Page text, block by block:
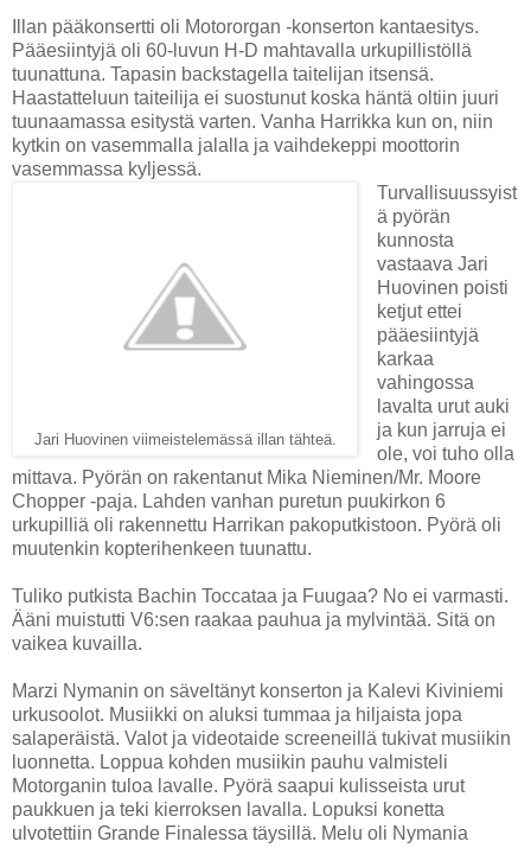
Illan pääkonsertti oli Motororgan -konserton kantaesitys.
Pääesiintyjä oli 60-luvun H-D mahtavalla urkupillistöllä
tuunattuna. Tapasin backstagella taitelijan itsensä.
Haastatteluun taiteilija ei suostunut koska häntä oltiin juuri
tuunaamassa esitystä varten. Vanha Harrikka kun on, niin
kytkin on vasemmalla jalalla ja vaihdekeppi moottorin
vasemmassa kyljessä.
Jari Huovinen viimeistelemässä illan tähteä.
Turvallisuussyist
ä pyörän
kunnosta
vastaava Jari
Huovinen poisti
ketjut ettei
pääesiintyjä
karkaa
vahingossa
lavalta urut auki
ja kun jarruja ei
ole, voi tuho olla
mittava. Pyörän on rakentanut Mika Nieminen/Mr. Moore
Chopper -paja. Lahden vanhan puretun puukirkon 6
urkupilliä oli rakennettu Harrikan pakoputkistoon. Pyörä oli
muutenkin kopterihenkeen tuunattu.
Tuliko putkista Bachin Toccataa ja Fuugaa? No ei varmasti.
Ääni muistutti V6:sen raakaa pauhua ja mylvintää. Sitä on
vaikea kuvailla.
Marzi Nymanin on säveltänyt konserton ja Kalevi Kiviniemi
urkusoolot. Musiikki on aluksi tummaa ja hiljaista jopa
salaperäistä. Valot ja videotaide screeneillä tukivat musiikin
luonnetta. Loppua kohden musiikin pauhu valmisteli
Motorganin tuloa lavalle. Pyörä saapui kulisseista urut
paukkuen ja teki kierroksen lavalla. Lopuksi konetta
ulvotettiin Grande Finalessa täysillä. Melu oli Nymania